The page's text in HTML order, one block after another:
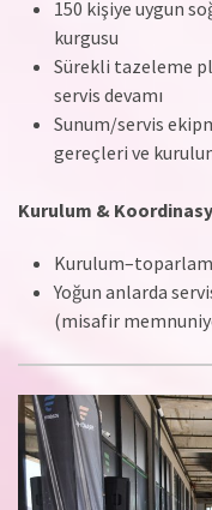
150 kişiye uygun
kurgusu
Sürekli tazeleme
servis devamı
Sunum/servis
gereçleri ve
Kurulum &
Yoğun anlarda
(misafir